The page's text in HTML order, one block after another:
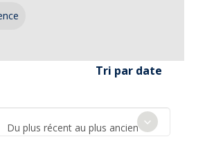
Tri par date
Du plus récent au plus ancien